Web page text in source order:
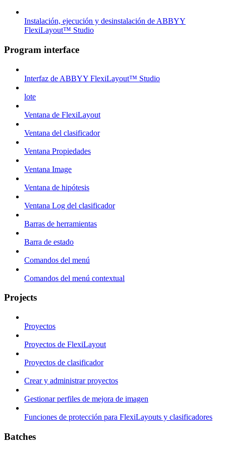
Instalación, ejecución y desinstalación de ABBYY
FlexiLayout™ Studio
Program interface
Interfaz de ABBYY FlexiLayout™ Studio
lote
Ventana de FlexiLayout
Ventana del clasificador
Ventana Propiedades
Ventana Image
Ventana de hipótesis
Ventana Log del clasificador
Barras de herramientas
Barra de estado
Comandos del menú
Comandos del menú contextual
Projects
Proyectos
Proyectos de FlexiLayout
Proyectos de clasificador
Crear y administrar proyectos
Gestionar perfiles de mejora de imagen
Funciones de protección para FlexiLayouts y clasificadores
Batches